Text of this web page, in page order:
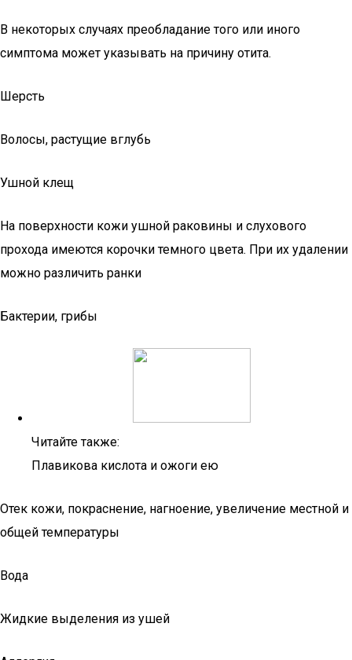
В некоторых случаях преобладание того или иного
симптома может указывать на причину отита.
Шерсть
Волосы, растущие вглубь
Ушной клещ
На поверхности кожи ушной раковины и слухового
прохода имеются корочки темного цвета. При их удалении
можно различить ранки
Бактерии, грибы
Читайте также:
Плавикова кислота и ожоги ею
Отек кожи, покраснение, нагноение, увеличение местной и
общей температуры
Вода
Жидкие выделения из ушей